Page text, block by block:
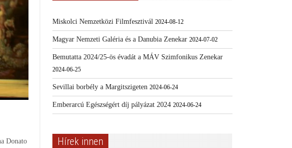
Donato
Miskolci Nemzetközi Filmfesztivál 2024-08-12
Magyar Nemzeti Galéria és a Danubia Zenekar 2024-07-02
Bemutatta 2024/25-ös évadát a MÁV Szimfonikus Zenekar
2024-06-25
Sevillai borbély a Margitszigeten 2024-06-24
Emberarcú Egészségért díj pályázat 2024 2024-06-24
Hírek innen